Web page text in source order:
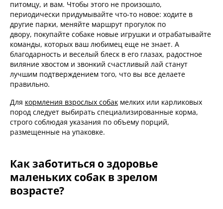
питомцу, и вам. Чтобы этого не произошло,
периодически придумывайте что-то новое: ходите в
другие парки, меняйте маршрут прогулок по
двору, покупайте собаке новые игрушки и отрабатывайте
команды, которых ваш любимец еще не знает. А
благодарность и веселый блеск в его глазах, радостное
виляние хвостом и звонкий счастливый лай станут
лучшим подтверждением того, что вы все делаете
правильно.
Для кормления взрослых собак мелких или карликовых
пород следует выбирать специализированные корма,
строго соблюдая указания по объему порций,
размещенные на упаковке.
Как заботиться о здоровье
маленьких собак в зрелом
возрасте?